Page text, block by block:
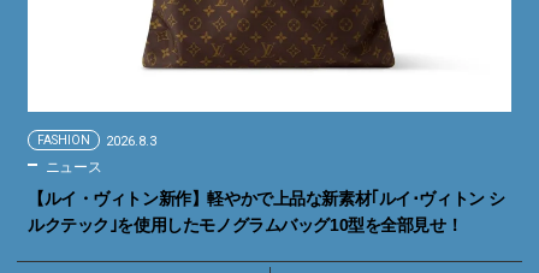
FASHION 2026.8.3
ニュース
【ルイ・ヴィトン新作】軽やかで上品な新素材｢ルイ･ヴィトン シ
ルクテック｣を使用したモノグラムバッグ10型を全部見せ！